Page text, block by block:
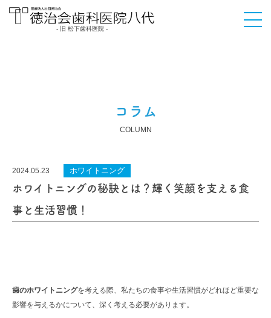
- 旧 松下歯科医院 -
コラム
COLUMN
2024.05.23 ホワイトニング
ホワイトニングの秘訣とは？輝く笑顔を支える食
事と生活習慣！
歯のホワイトニングを考える際、私たちの食事や生活習慣がどれほど重要な
影響を与えるかについて、深く考える必要があります。